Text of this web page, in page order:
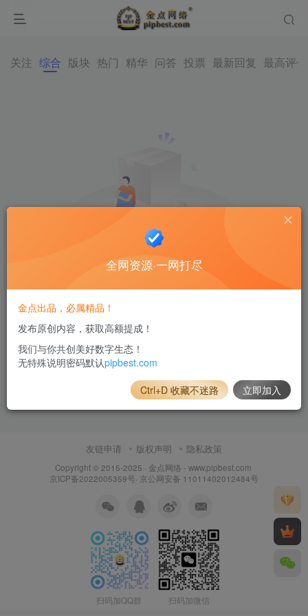
关注 综合 版块 热门 精华 问答 投票 最新回复 最高评分
创建版块
友链申请 版权声明 隐私政策
Copyright © 2015-2025 · 金点网络 - www.pipbest.com
京ICP备2022005359号· 京公网安备 11011402012484号
扫码加QQ群 扫码加微信
全网资源·一网打尽
金点出品，必属精品！
发布原创内容，获取高额提成！
我们与你共创美好数字生态！
无特殊说明密码默认pipbest.com
Ctrl+D 收藏不迷路 立即加入